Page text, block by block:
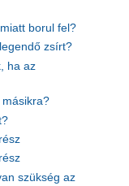
borul fel?
zsírt?
ha az
szükség az